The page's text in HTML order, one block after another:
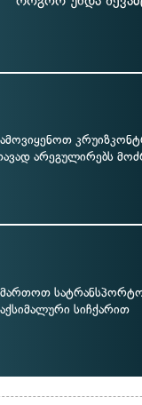
არეგულირებს
სატრანსპორტო
სიჩქარით